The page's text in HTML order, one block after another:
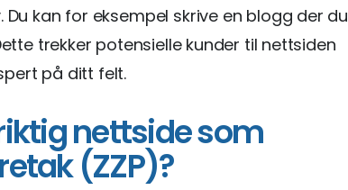
kan for eksempel skrive en blogg der du
trekker potensielle kunder til nettsiden
på ditt felt.
nettside som
(ZZP)?